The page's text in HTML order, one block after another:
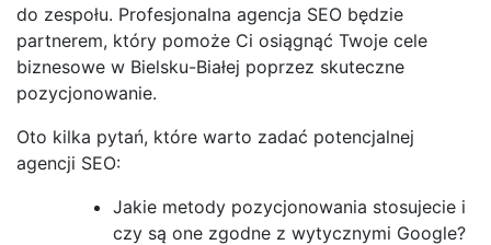
do zespołu. Profesjonalna agencja SEO będzie
partnerem, który pomoże Ci osiągnąć Twoje cele
biznesowe w Bielsku-Białej poprzez skuteczne
pozycjonowanie.
Oto kilka pytań, które warto zadać potencjalnej
agencji SEO:
Jakie metody pozycjonowania stosujecie i
czy są one zgodne z wytycznymi Google?